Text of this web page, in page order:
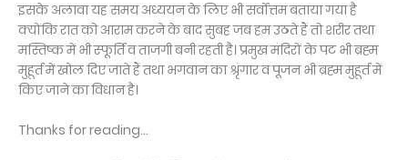
इसके अलावा यह समय अध्ययन के लिए भी सर्वोत्तम बताया गया है
क्योंकि रात को आराम करने के बाद सुबह जब हम उठते हैं तो शरीर तथा
मस्तिष्क में भी स्फूर्ति व ताजगी बनी रहती है। प्रमुख मंदिरों के पट भी ब्रह्म
मुहूर्त में खोल दिए जाते हैं तथा भगवान का श्रृंगार व पूजन भी ब्रह्म मुहूर्त में
किए जाने का विधान है।
Thanks for reading...